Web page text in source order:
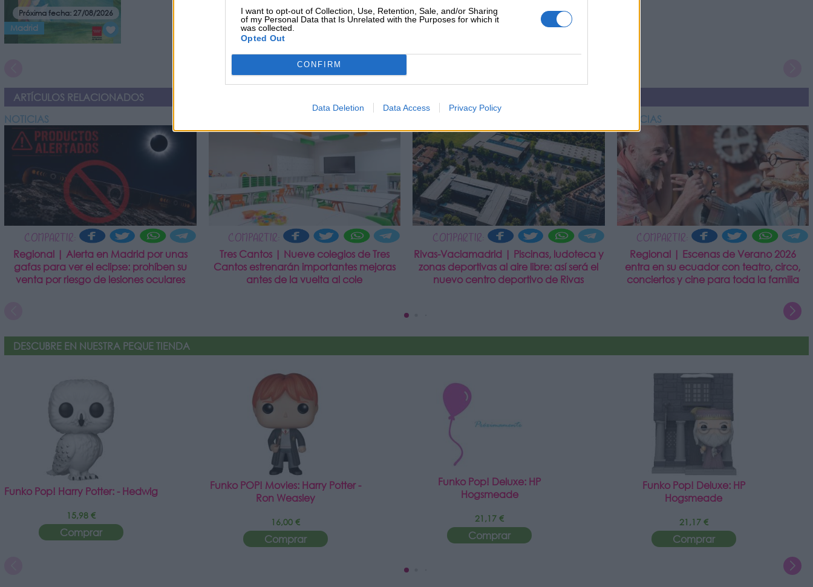
I want to opt-out of Collection, Use, Retention, Sale, and/or Sharing
of my Personal Data that Is Unrelated with the Purposes for which it
was collected.
Opted Out
CONFIRM
Data Deletion Data Access Privacy Policy
Próxima fecha: 27/08/2026
Madrid
ARTÍCULOS RELACIONADOS
NOTICIAS
COMPARTIR:
Regional | Alerta en Madrid por unas
gafas para ver el eclipse: prohíben su
venta por riesgo de lesiones oculares
COMPARTIR:
Tres Cantos | Nueve colegios de Tres
Cantos estrenarán importantes mejoras
antes de la vuelta al cole
COMPARTIR:
Rivas-Vaciamadrid | Piscinas, ludoteca y
zonas deportivas al aire libre: así será el
nuevo centro deportivo de Rivas
NOTICIAS
COMPARTIR:
Regional | Escenas de Verano 2026
entra en su ecuador con teatro, circo,
conciertos y cine para toda la familia
DESCUBRE EN NUESTRA PEQUE TIENDA
Funko Pop! Harry Potter: - Hedwig
15,98 €
Comprar
Funko POP! Movies: Harry Potter -
Ron Weasley
16,00 €
Comprar
Funko Pop! Deluxe: HP
Hogsmeade
21,17 €
Comprar
Funko Pop! Deluxe: HP
Hogsmeade
21,17 €
Comprar